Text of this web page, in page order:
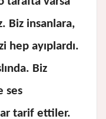
Biz insanlara,
hep ayıplardı.
Biz
ses
tarif ettiler.